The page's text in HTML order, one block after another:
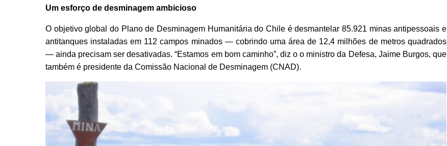
Um esforço de desminagem ambicioso
O objetivo global do Plano de Desminagem Humanitária do Chile é desmantelar 85.921 minas antipessoais e
antitanques instaladas em 112 campos minados — cobrindo uma área de 12,4 milhões de metros quadrados
— ainda precisam ser desativadas. “Estamos em bom caminho”, diz o o ministro da Defesa, Jaime Burgos, que
também é presidente da Comissão Nacional de Desminagem (CNAD).